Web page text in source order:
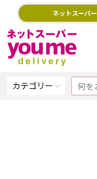
ネットスーパー
カテゴリー